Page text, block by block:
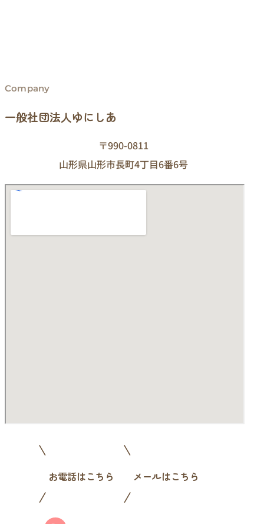
Company
一般社団法人ゆにしあ
〒990-0811
山形県山形市長町4丁目6番6号
お電話はこちら メールはこちら